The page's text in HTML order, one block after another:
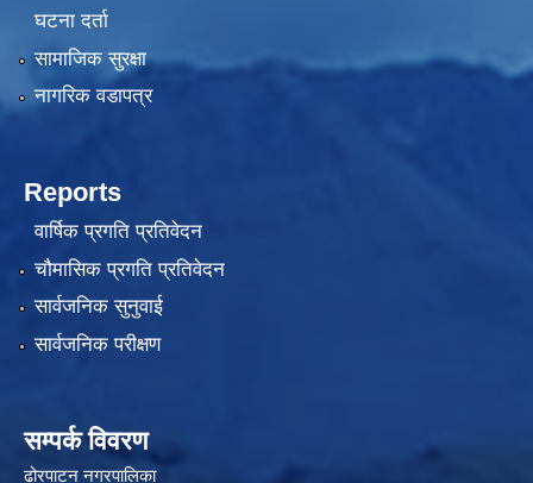
घटना दर्ता
सामाजिक सुरक्षा
नागरिक वडापत्र
Reports
वार्षिक प्रगति प्रतिवेदन
चौमासिक प्रगति प्रतिवेदन
सार्वजनिक सुनुवाई
सार्वजनिक परीक्षण
सम्पर्क विवरण
ढोरपाटन नगरपालिका